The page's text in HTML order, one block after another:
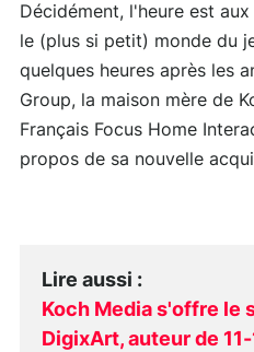
Décidément, l'heure est
le (plus si petit) monde du
quelques heures après les
Group, la maison mère de
Français Focus Home
propos de sa nouvelle
Lire aussi :
Koch Media s'offre le
DigixArt, auteur de